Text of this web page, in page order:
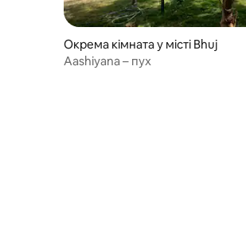
Окрема кімната у місті Bhuj
Aashiyana – пух